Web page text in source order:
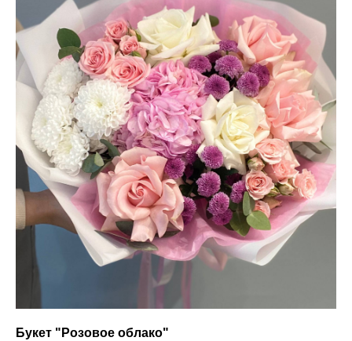
Букет "Розовое облако"